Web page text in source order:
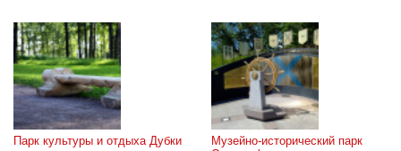
Парк культуры и отдыха Дубки
Музейно-исторический парк